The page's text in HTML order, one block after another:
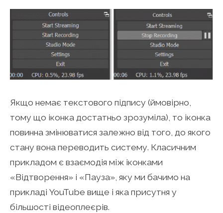
Якщо немає текстового підпису (ймовірно,
тому що іконка достатньо зрозуміла), то іконка
повинна змінюватися залежно від того, до якого
стану вона переводить систему. Класичним
прикладом є взаємодія між іконками
«Відтворення» і «Пауза», яку ми бачимо на
прикладі YouTube вище і яка присутня у
більшості відеоплеєрів.